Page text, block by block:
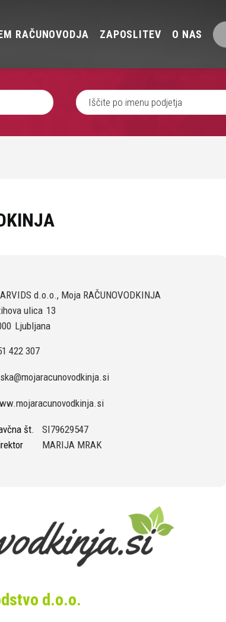
RAČUNOVODJA ZAPOSLITEV O NAS
d.o.o., Moja RAČUNOVODKINJA
ulica 13
Ljubljana
422 307
št.
SI79629547
MARIJA MRAK
d.o.o.